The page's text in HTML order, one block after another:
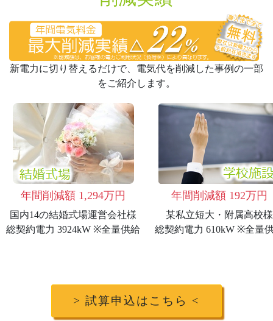
新電力に切り替えるだけで、電気代を削減した事例の一部
をご紹介します。
年間削減額 1,294万円
国内14の結婚式場運営会社様
総契約電力 3924kW ※全量供給
年間削減額 192万円
某私立短大・附属高校様
総契約電力 610kW ※全量
> 試算申込はこちら <